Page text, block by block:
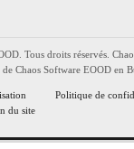
Tous droits réservés.
de Chaos Software EOOD en
Politique de
du site